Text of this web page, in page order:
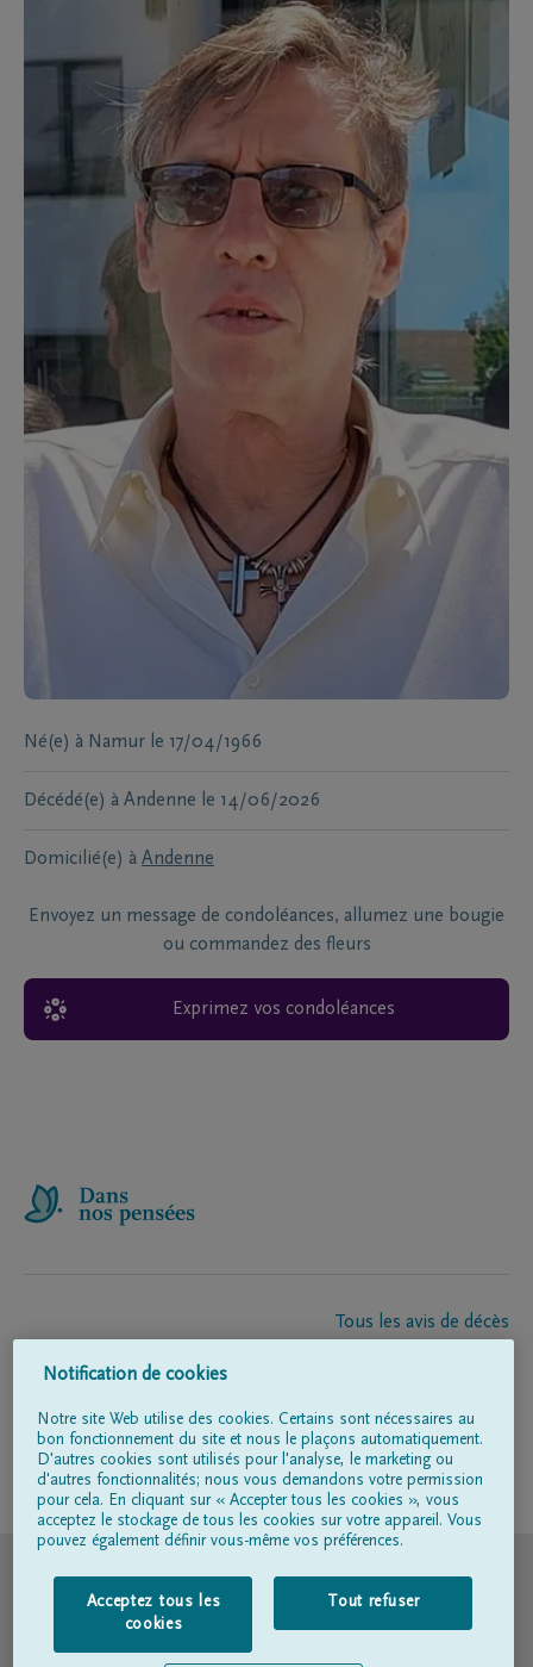
Né(e) à Namur le 17/04/1966
Décédé(e) à Andenne le 14/06/2026
Domicilié(e) à Andenne
Envoyez un message de condoléances, allumez une bougie
ou commandez des fleurs
Exprimez vos condoléances
Tous les avis de décès
Entrepreneur de pompes funèbres
Suivez-nous sur
Conditions d'utilisation
Notification de cookies
Notre site Web utilise des cookies. Certains sont nécessaires au
bon fonctionnement du site et nous le plaçons automatiquement.
D'autres cookies sont utilisés pour l'analyse, le marketing ou
d'autres fonctionnalités; nous vous demandons votre permission
pour cela. En cliquant sur « Accepter tous les cookies », vous
acceptez le stockage de tous les cookies sur votre appareil. Vous
pouvez également définir vous-même vos préférences.
Acceptez tous les
cookies
Tout refuser